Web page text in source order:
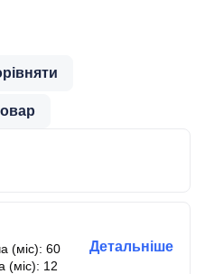
(міс): 60
(міс): 12
Детальніше